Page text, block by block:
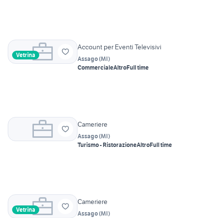
Vetrina
Account per Eventi Televisivi
Assago(MI)
CommercialeAltroFull time
Cameriere
Assago(MI)
Turismo - RistorazioneAltroFull time
Vetrina
Cameriere
Assago(MI)